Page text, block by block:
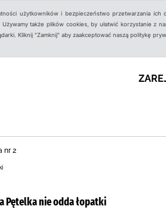
użytkowników i bezpieczeństwo przetwarzania
także plików cookies, by ułatwić korzystanie z
Kliknij "Zamknij" aby zaakceptować naszą politykę
nr 2
Pętelka nie odda łopatki